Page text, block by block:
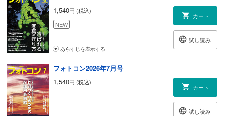
コンテスト
014 モノクロ作品招待席 審査・選評 立木義浩
026 モノクロ作品招待席 応募規定
【中・上級コース マンスリーフォトコンテスト】
045 ネイチャーフォトの部
今月の審査・選評 竹下光士
067 自由作品の部
今月の審査・選評 佐藤秀明
088 組写真の部
審査・選評 ハナブサ・リュウ
1,540円 (税込)
NEW
カート
試し読み
あらすじを表示する
フォトコン2026年7月号
1,540円 (税込)
カート
試し読み